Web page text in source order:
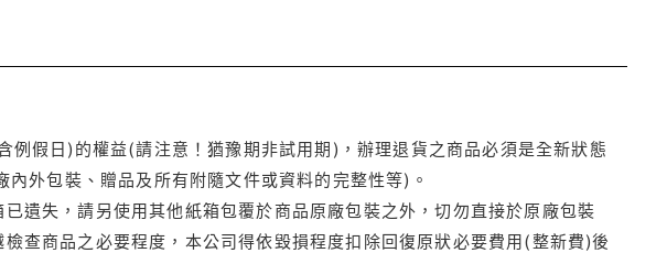
假日)的權益(請注意！猶豫期非試用期)，辦理退貨之商品必須是全新狀態
外包裝、贈品及所有附隨文件或資料的完整性等)。
遺失，請另使用其他紙箱包覆於商品原廠包裝之外，切勿直接於原廠包裝
查商品之必要程度，本公司得依毀損程度扣除回復原狀必要費用(整新費)後